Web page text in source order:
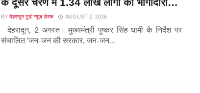
BY देहरादून टुडे न्यूज़ डेस्क AUGUST 2, 2026
देहरादून, 2 अगस्त। मुख्यमंत्री पुष्कर सिंह धामी के निर्देश पर
संचालित ‘जन-जन की सरकार, जन-जन...